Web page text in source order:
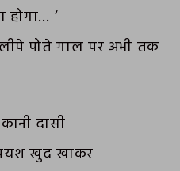
होगा… ‘
पोते गाल पर अभी तक
दासी
खुद खाकर